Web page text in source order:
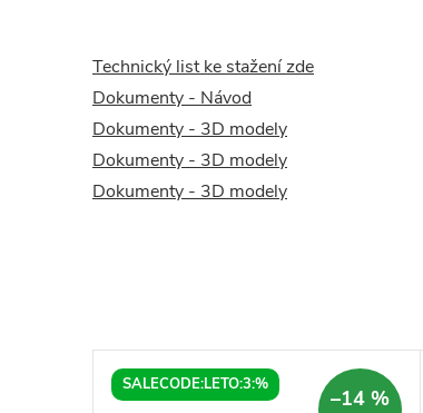
Technický list ke stažení zde
Dokumenty - Návod
Dokumenty - 3D modely
Dokumenty - 3D modely
Dokumenty - 3D modely
SALECODE:LETO:3:%
–14 %